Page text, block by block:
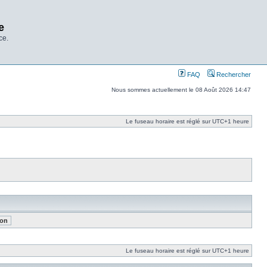
FAQ Rechercher
Nous sommes actuellement le 08 Août 2026 14:47
Le fuseau horaire est réglé sur UTC+1 heure
Le fuseau horaire est réglé sur UTC+1 heure